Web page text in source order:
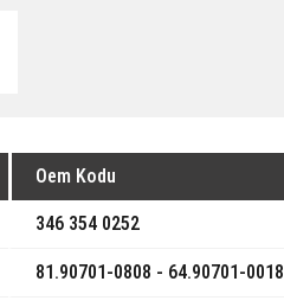
Oem Kodu
346 354 0252
81.90701-0808 - 64.90701-0018